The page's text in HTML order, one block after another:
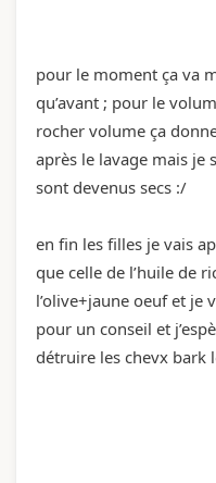
pour le moment ça va
qu’avant ; pour le
rocher volume ça
après le lavage mais je
sont devenus secs :/
en fin les filles je vais
que celle de l’huile de
l’olive+jaune oeuf et je
pour un conseil et
détruire les chevx bark